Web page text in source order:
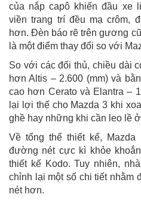
của nắp capô khiến đầu xe
viền trang trí đều mạ crôm,
hơn. Đèn báo rẽ trên gương
là một điểm thay đổi so với
So với các đối thủ, chiều dài
hơn Altis – 2.600 (mm) và
cao hơn Cerato và Elantra –
lại lợi thế cho Mazda 3 khi
ghề hay những khi cần leo lề
Về tổng thể thiết kế,
đường nét cực kì khỏe
thiết kế Kodo. Tuy nhiên,
chỉnh lại một số chi tiết nhằm
nét hơn.